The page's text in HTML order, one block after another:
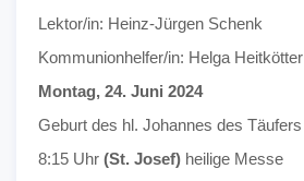
Lektor/in: Heinz-Jürgen Schenk
Kommunionhelfer/in: Helga Heitkötter
Montag, 24. Juni 2024
Geburt des hl. Johannes des Täufers
8:15 Uhr (St. Josef) heilige Messe